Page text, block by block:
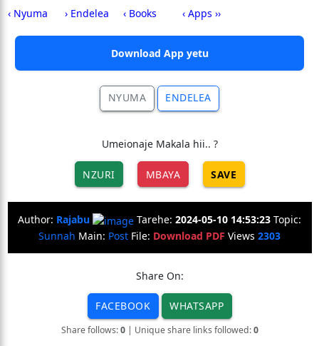
‹ Nyuma › Endelea ‹ Books ‹ Apps ››
Download App yetu
NYUMA ENDELEA
Umeionaje Makala hii.. ?
NZURI MBAYA SAVE
Author: Rajabu Tarehe: 2024-05-10 14:53:23 Topic:
Sunnah Main: Post File: Download PDF Views 2303
Share On:
FACEBOOK WHATSAPP
Share follows:0| Unique share links followed:0